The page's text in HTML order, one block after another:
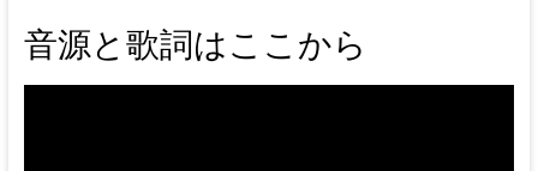
音源と歌詞はここから